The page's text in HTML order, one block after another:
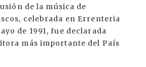
de la música de
celebrada en Errenteria
de 1991, fue declarada
más importante del País